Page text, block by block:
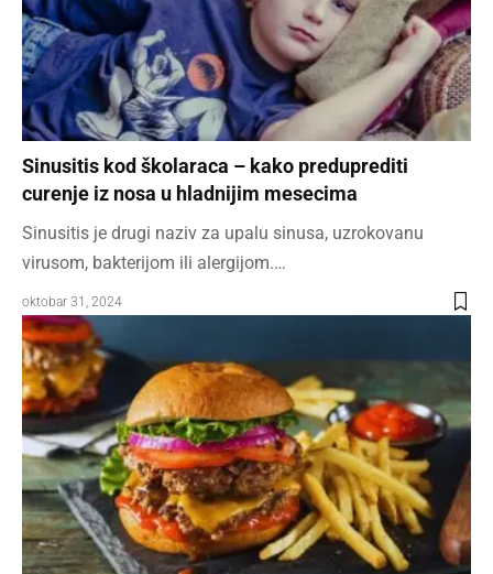
Sinusitis kod školaraca – kako preduprediti
curenje iz nosa u hladnijim mesecima
Sinusitis je drugi naziv za upalu sinusa, uzrokovanu
virusom, bakterijom ili alergijom.…
oktobar 31, 2024